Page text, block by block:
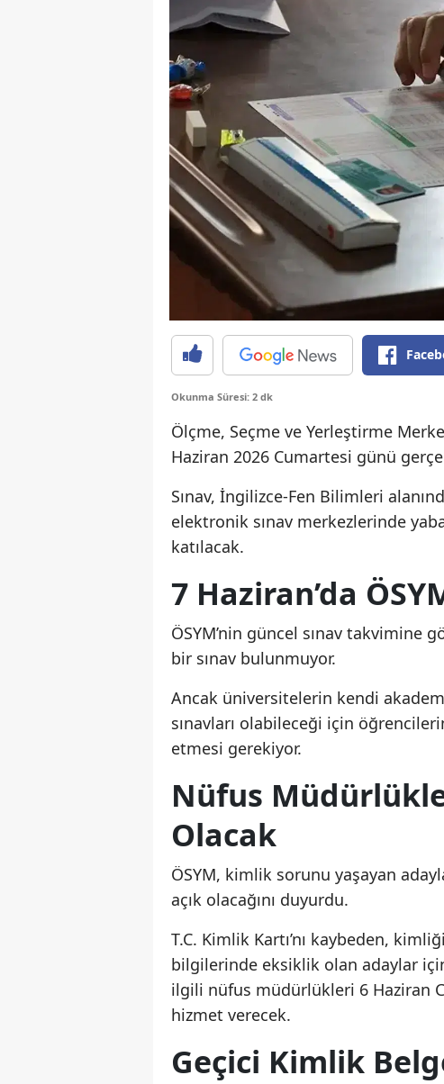
Okunma Süresi: 2 dk
Ölçme, Seçme ve Yerleştirme
Haziran 2026 Cumartesi günü
Sınav, İngilizce-Fen Bilimleri
elektronik sınav merkezlerinde
katılacak.
7 Haziran’da
ÖSYM’nin güncel sınav takvimine
bir sınav bulunmuyor.
Ancak üniversitelerin kendi
sınavları olabileceği için
etmesi gerekiyor.
Nüfus
Olacak
ÖSYM, kimlik sorunu yaşayan
açık olacağını duyurdu.
T.C. Kimlik Kartı’nı kaybeden,
bilgilerinde eksiklik olan adaylar
ilgili nüfus müdürlükleri 6 Haziran
hizmet verecek.
Geçici Kimlik